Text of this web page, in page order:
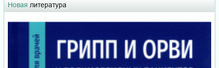
Новая литература